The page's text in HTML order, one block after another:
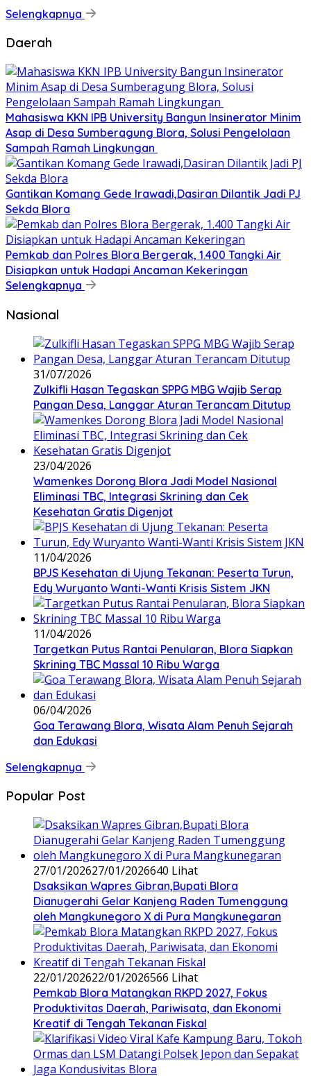
Selengkapnya
Daerah
Mahasiswa KKN IPB University Bangun Insinerator Minim
Asap di Desa Sumberagung Blora, Solusi Pengelolaan
Sampah Ramah Lingkungan ‎
Gantikan Komang Gede Irawadi,Dasiran Dilantik Jadi PJ
Sekda Blora
Pemkab dan Polres Blora Bergerak, 1.400 Tangki Air
Disiapkan untuk Hadapi Ancaman Kekeringan
Selengkapnya
Nasional
31/07/2026
Zulkifli Hasan Tegaskan SPPG MBG Wajib Serap
Pangan Desa, Langgar Aturan Terancam Ditutup
23/04/2026
Wamenkes Dorong Blora Jadi Model Nasional
Eliminasi TBC, Integrasi Skrining dan Cek
Kesehatan Gratis Digenjot
11/04/2026
BPJS Kesehatan di Ujung Tekanan: Peserta Turun,
Edy Wuryanto Wanti-Wanti Krisis Sistem JKN
11/04/2026
‎Targetkan Putus Rantai Penularan, Blora Siapkan
Skrining TBC Massal 10 Ribu Warga
06/04/2026
Goa Terawang Blora, Wisata Alam Penuh Sejarah
dan Edukasi
Selengkapnya
Popular Post
27/01/202627/01/2026640 Lihat
‎Dsaksikan Wapres Gibran,Bupati Blora
Dianugerahi Gelar Kanjeng Raden Tumenggung
oleh Mangkunegoro X di Pura Mangkunegaran
22/01/202622/01/2026566 Lihat
‎Pemkab Blora Matangkan RKPD 2027, Fokus
Produktivitas Daerah, Pariwisata, dan Ekonomi
Kreatif di Tengah Tekanan Fiskal